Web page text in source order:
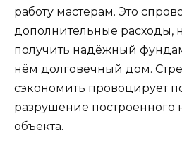
работу мастерам. Это
дополнительные расходы,
получить надёжный
нём долговечный дом.
сэкономить провоцирует
разрушение
объекта.